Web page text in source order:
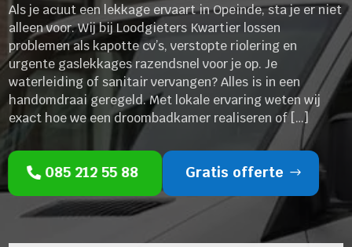
Als je acuut een lekkage ervaart in Opeinde, sta je er niet
alleen voor. Wij bij Loodgieters Kwartier lossen
problemen als kapotte cv’s, verstopte riolering en
urgente gaslekkages razendsnel voor je op. Je
waterleiding of sanitair vervangen? Alles is in een
handomdraai geregeld. Met lokale ervaring weten wij
exact hoe we een droombadkamer realiseren of […]
085 212 55 88 Gratis offerte